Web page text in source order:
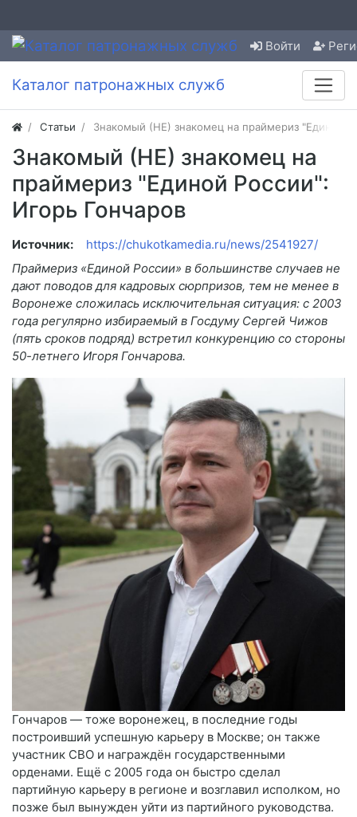
Войти
Каталог патронажных служб
Статьи Знакомый (НЕ) знакомец на праймериз "Единой
Знакомый (НЕ) знакомец на
праймериз "Единой России":
Игорь Гончаров
Источник:
https://chukotkamedia.ru/news/2541927/
Праймериз «Единой России» в большинстве случаев не
дают поводов для кадровых сюрпризов, тем не менее в
Воронеже сложилась исключительная ситуация: с 2003
года регулярно избираемый в Госдуму Сергей Чижов
(пять сроков подряд) встретил конкуренцию со стороны
50-летнего Игоря Гончарова.
Гончаров — тоже воронежец, в последние годы
построивший успешную карьеру в Москве; он также
участник СВО и награждён государственными
орденами. Ещё с 2005 года он быстро сделал
партийную карьеру в регионе и возглавил исполком, но
позже был вынужден уйти из партийного руководства.